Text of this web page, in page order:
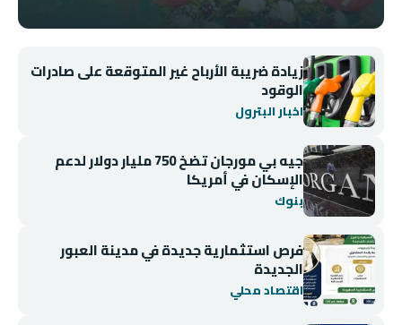
زيادة ضريبة الأرباح غير المتوقعة على صادرات
الوقود
اخبار البترول
جيه بي مورجان تضخ 750 مليار دولار لدعم
الإسكان في أمريكا
بنوك
فرص استثمارية جديدة في مدينة العبور
الجديدة
اقتصاد محلي